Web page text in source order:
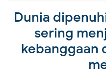
Dunia
sering
kebanggaan